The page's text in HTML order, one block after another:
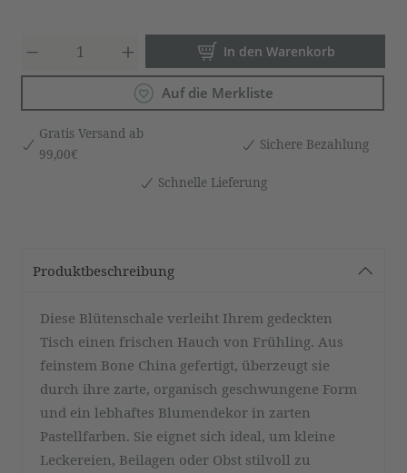
Produkt Anzahl: Gib den
In den Warenkorb
Auf die Merkliste
Gratis Versand ab
99,00€
Sichere Bezahlung
Schnelle Lieferung
Produktbeschreibung
Diese Blütenschale verleiht Ihrem gedeckten
Tisch einen frischen Hauch von Frühling. Aus
feinstem Bone China gefertigt, überzeugt sie
durch ihre zarte, organisch geschwungene Form
und ein lebhaftes Blumendekor in zarten
Pastellfarben. Sie eignet sich ideal, um kleine
Leckereien, Beilagen oder Obst stilvoll zu